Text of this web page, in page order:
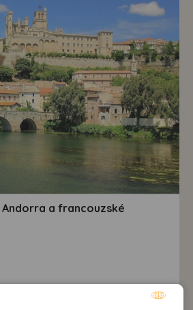
a francouzské